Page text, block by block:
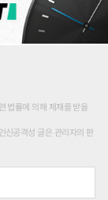
법률에 의해 제재를 받을
신공격성 글은 관리자의 판